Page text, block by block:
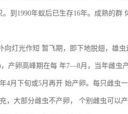
到1990年蚁后已生存16年。成熟的群
灯光作短 暂飞期，即下地脱翅，雄
产卵高峰期在每 年7—8月，当年雌虫
4月下旬或5月再开 始产卵。每只雌虫
，大部分雌虫不产卵， 个别雌虫可以